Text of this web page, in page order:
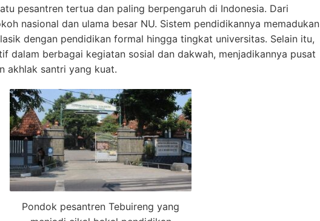
pesantren tertua dan paling berpengaruh di Indonesia. Dari
nasional dan ulama besar NU. Sistem pendidikannya memadukan
dengan pendidikan formal hingga tingkat universitas. Selain itu,
dalam berbagai kegiatan sosial dan dakwah, menjadikannya pusat
akhlak santri yang kuat.
Pondok pesantren Tebuireng yang